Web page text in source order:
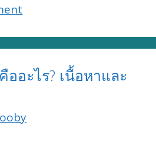
อะไร? เนื้อหาและ